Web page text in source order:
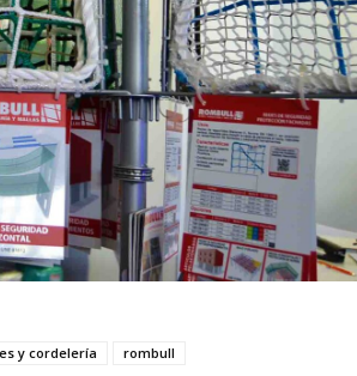
y cordelería rombull